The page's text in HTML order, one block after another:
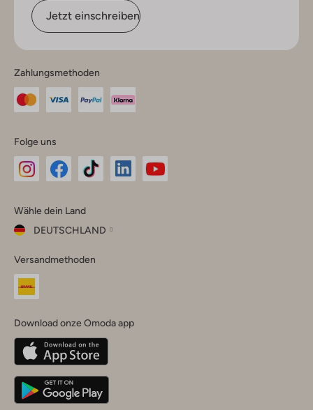
Jetzt einschreiben
Zahlungsmethoden
Folge uns
Instagram
Facebook
TikTok
Wähle dein Land
DEUTSCHLAND
dein
Land
Belgique(Français)
Deutschland
Versandmethoden
Download onze Omoda app